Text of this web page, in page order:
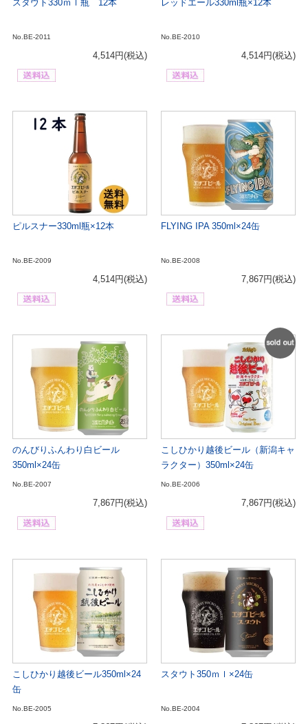
スタウト330ｍｌ瓶 12本
No.BE-2011
4,514円(税込)
レッドエール330ml瓶×12本
No.BE-2010
4,514円(税込)
ピルスナー330ml瓶×12本
No.BE-2009
4,514円(税込)
FLYING IPA 350ml×24缶
No.BE-2008
7,867円(税込)
のんびりふんわり白ビール
350ml×24缶
No.BE-2007
7,867円(税込)
こしひかり越後ビール（新潟キャ
ラクター）350ml×24缶
No.BE-2006
7,867円(税込)
こしひかり越後ビール350ml×24
缶
No.BE-2005
スタウト350ｍｌ×24缶
No.BE-2004